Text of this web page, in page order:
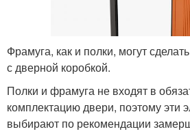
Фрамуга, как и полки, могут
с дверной коробкой.
Полки и фрамуга не входят в
комплектацию двери, поэтому эти
выбирают по рекомендации